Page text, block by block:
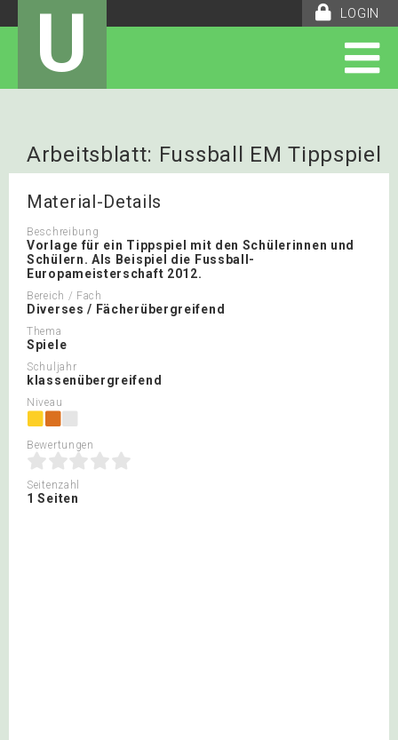
LOGIN
U
Arbeitsblatt: Fussball EM Tippspiel
Material-Details
Beschreibung
Vorlage für ein Tippspiel mit den Schülerinnen und
Schülern. Als Beispiel die Fussball-
Europameisterschaft 2012.
Bereich / Fach
Diverses / Fächerübergreifend
Thema
Spiele
Schuljahr
klassenübergreifend
Niveau
Bewertungen
Seitenzahl
1 Seiten